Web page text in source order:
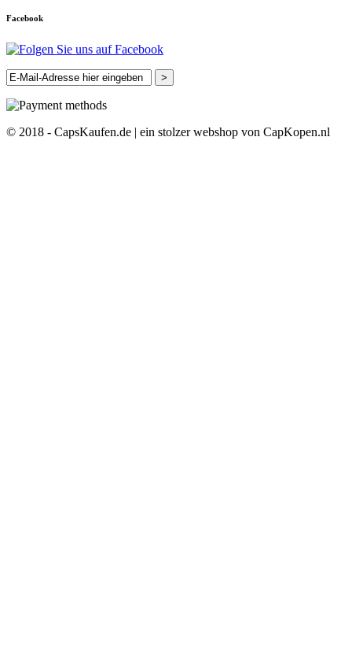
Facebook
>
© 2018 - CapsKaufen.de | ein stolzer webshop von CapKopen.nl